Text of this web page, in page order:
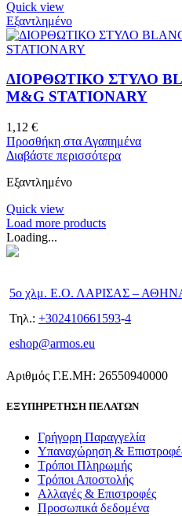
Quick view
Εξαντλημένο
ΔΙΟΡΘΩΤΙΚΟ ΣΤΥΛΟ
M&G STATIONARY
1,12 €
Προσθήκη στα Αγαπημένα
Διαβάστε περισσότερα
Εξαντλημένο
Quick view
Load more products
Loading...
5ο χλμ. Ε.Ο. ΛΑΡΙΣΑΣ –
Τηλ.: +302410661593-4
eshop@armos.eu
Αριθμός Γ.Ε.ΜΗ: 26550940000
ΕΞΥΠΗΡΕΤΗΣΗ ΠΕΛΑΤΩΝ
Γρήγορη Παραγγελία
Υπαναχώρηση &
Τρόποι Πληρωμής
Τρόποι Αποστολής
Αλλαγές & Επιστροφές
Προσωπικά δεδομένα